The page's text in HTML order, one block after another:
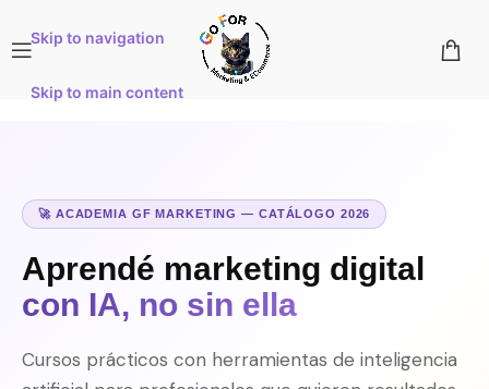
Skip to navigation
Skip to main content
🚀 ACADEMIA GF MARKETING — CATÁLOGO 2026
Aprendé marketing digital
con IA, no sin ella
Cursos prácticos con herramientas de inteligencia